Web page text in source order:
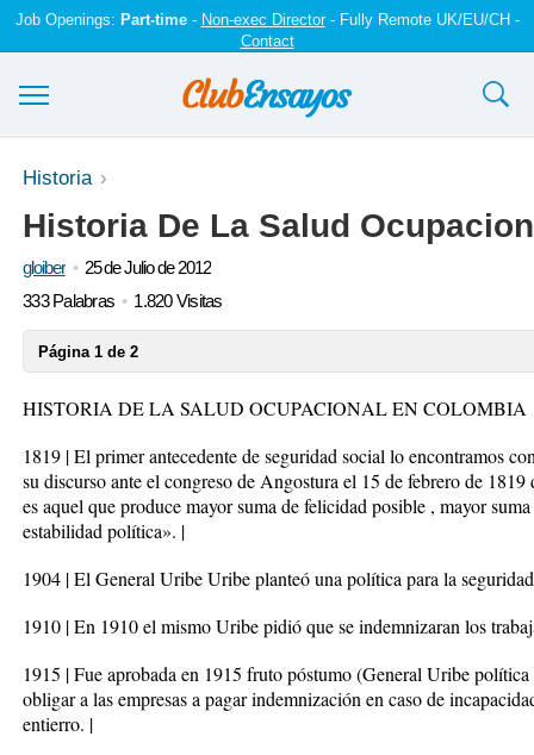
Job Openings: Part-time- Non-exec Director- Fully Remote UK/EU/CH -
Contact
Ensayos y trabajos
Registrarse
Iniciar sesión
Historia
Historia De La Salud
gloiber
25 de Julio de 2012
333 Palabras
1.820 Visitas
Página 1 de 2
HISTORIA DE LA SALUD OCUPACIONAL EN COLOMBIA
1819 | El primer antecedente de seguridad social lo encontramos
su discurso ante el congreso de Angostura el 15 de febrero de
es aquel que produce mayor suma de felicidad posible , mayor
estabilidad política». |
1904 | El General Uribe Uribe planteó una política para la
1910 | En 1910 el mismo Uribe pidió que se indemnizaran los
1915 | Fue aprobada en 1915 fruto póstumo (General Uribe
obligar a las empresas a pagar indemnización en caso de
entierro. |